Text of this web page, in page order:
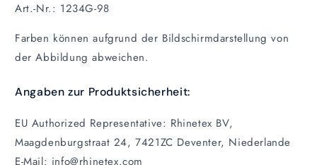
Art.-Nr.: 1234G-98
Farben können aufgrund der Bildschirmdarstellung von
der Abbildung abweichen.
Angaben zur Produktsicherheit:
EU Authorized Representative: Rhinetex BV,
Maagdenburgstraat 24, 7421ZC Deventer, Niederlande
E-Mail: info@rhinetex.com